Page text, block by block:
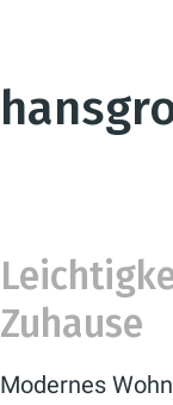
Zuhause
Modernes